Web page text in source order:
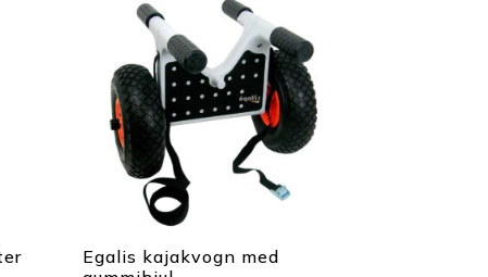
Egalis kajakvogn med